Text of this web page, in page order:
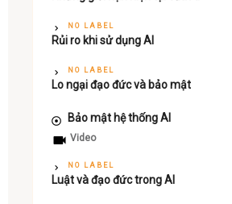
NO LABEL
Rủi ro khi sử dụng AI
NO LABEL
Lo ngại đạo đức và bảo mật
Bảo mật hệ thống AI
Video
NO LABEL
Luật và đạo đức trong AI